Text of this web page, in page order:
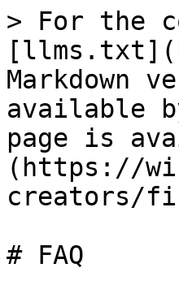
> For the
Markdown
available
page is
(https://
creators/
# FAQ